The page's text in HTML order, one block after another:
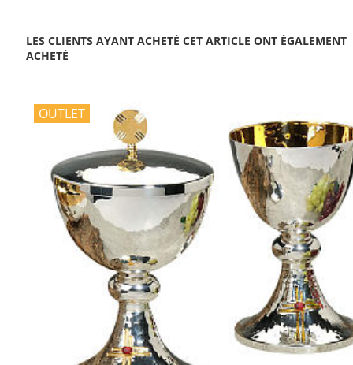
LES CLIENTS AYANT ACHETÉ CET ARTICLE ONT ÉGALEMENT
ACHETÉ
OUTLET